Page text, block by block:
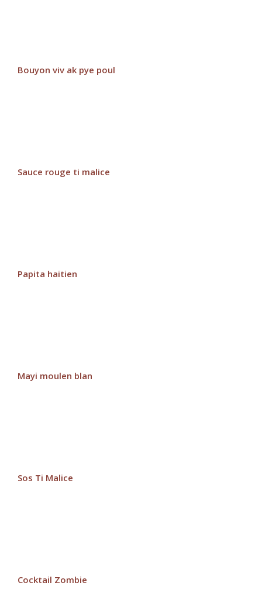
Bouyon viv ak pye poul
Sauce rouge ti malice
Papita haitien
Mayi moulen blan
Sos Ti Malice
Cocktail Zombie